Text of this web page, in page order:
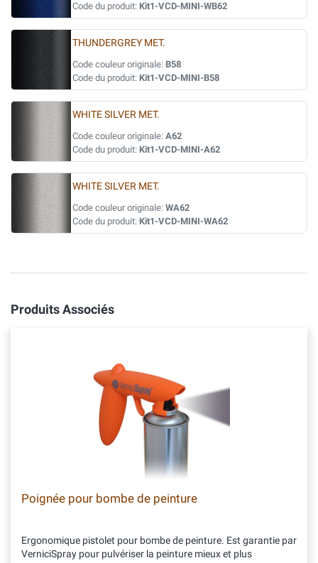
Code du produit: Kit1-VCD-MINI-WB62
THUNDERGREY MET.
Code couleur originale: B58
Code du produit: Kit1-VCD-MINI-B58
WHITE SILVER MET.
Code couleur originale: A62
Code du produit: Kit1-VCD-MINI-A62
WHITE SILVER MET.
Code couleur originale: WA62
Code du produit: Kit1-VCD-MINI-WA62
Produits Associés
Poignée pour bombe de peinture
Ergonomique pistolet pour bombe de peinture. Est garantie par
VerniciSpray pour pulvériser la peinture mieux et plus